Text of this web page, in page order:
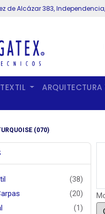
de Alcázar 383,
ARQUITECTURA
(070)
(38)
(20)
(1)